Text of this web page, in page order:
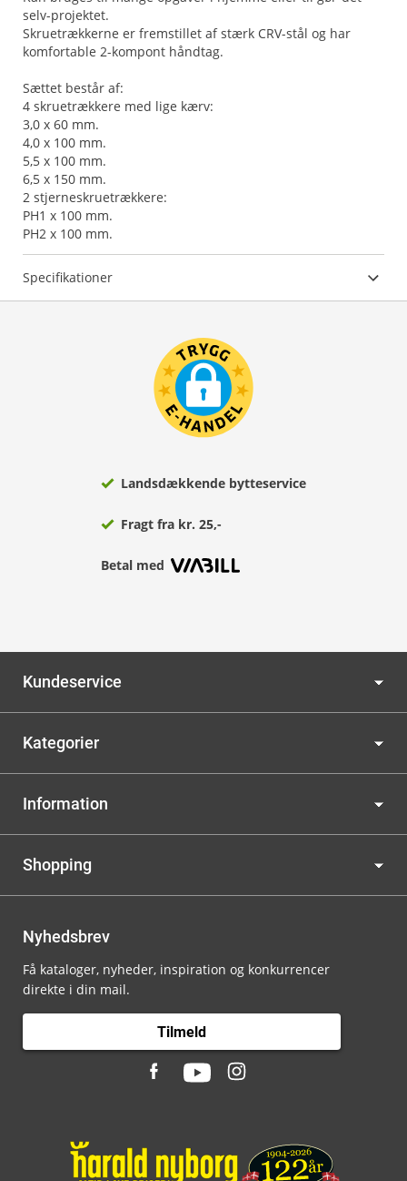
selv-projektet.
Skruetrækkerne er fremstillet af stærk CRV-stål og har
komfortable 2-kompont håndtag.
Sættet består af:
4 skruetrækkere med lige kærv:
3,0 x 60 mm.
4,0 x 100 mm.
5,5 x 100 mm.
6,5 x 150 mm.
2 stjerneskruetrækkere:
PH1 x 100 mm.
PH2 x 100 mm.
Specifikationer
Landsdækkende bytteservice
Fragt fra kr. 25,-
Betal med
Kundeservice
Kategorier
Information
Shopping
Nyhedsbrev
Få kataloger, nyheder, inspiration og konkurrencer
direkte i din mail.
Tilmeld